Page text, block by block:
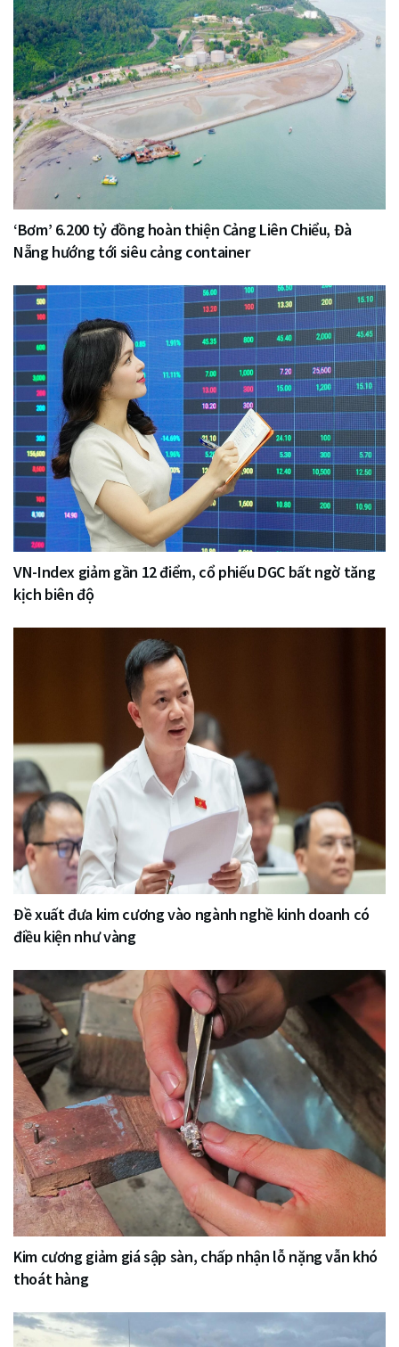
‘Bơm’ 6.200 tỷ đồng hoàn thiện Cảng Liên Chiểu, Đà
Nẵng hướng tới siêu cảng container
VN-Index giảm gần 12 điểm, cổ phiếu DGC bất ngờ tăng
kịch biên độ
Đề xuất đưa kim cương vào ngành nghề kinh doanh có
điều kiện như vàng
Kim cương giảm giá sập sàn, chấp nhận lỗ nặng vẫn khó
thoát hàng